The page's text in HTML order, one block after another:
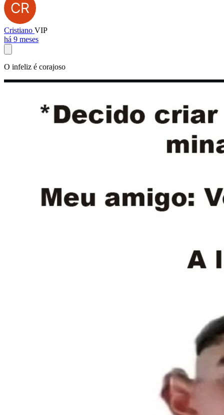
Cristiano VIP
há 9 meses
O infeliz é corajoso